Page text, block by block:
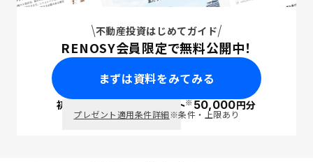
不動産投資はじめてガイド
RENOSY会員限定で無料公開中！
まずは資料をみてみる
初回面談で ポイント※50,000円分
プレゼント適用条件詳細※条件・上限あり